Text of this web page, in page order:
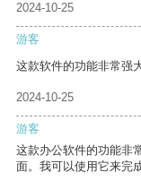
2024-10-25
游客
这款软件的功能非常强
2024-10-25
游客
这款办公软件的功能非
面。我可以使用它来完